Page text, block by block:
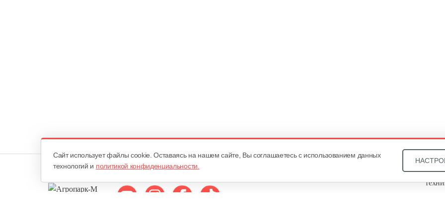
Cайт использует файлы cookie. Оставаясь на нашем сайте, Вы соглашаетесь с использованием данных
технологий и политикой конфиденциальности.